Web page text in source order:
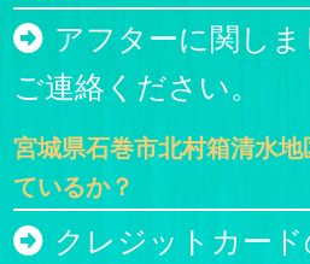
アフターに関し
ご連絡ください。
宮城県石巻市北村箱清水
ているか？
クレジットカー